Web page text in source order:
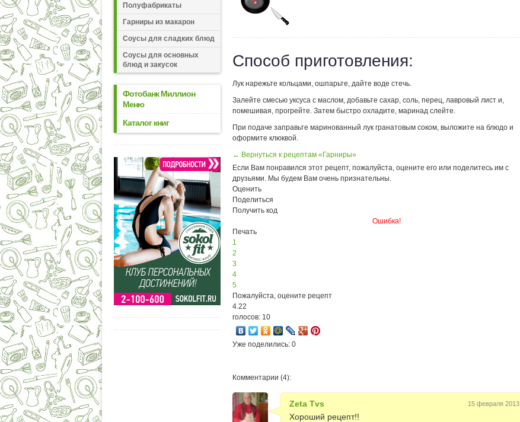
Полуфабрикаты
Гарниры из макарон
Соусы для сладких блюд
Соусы для основных
блюд и закусок
Фотобанк Миллион
Меню
Каталог книг
Способ приготовления:
Лук нарежьте кольцами, ошпарьте, дайте воде стечь.
Залейте смесью уксуса с маслом, добавьте сахар, соль, перец, лавровый лист и,
помешивая, прогрейте. Затем быстро охладите, маринад слейте.
При подаче заправьте маринованный лук гранатовым соком, выложите на блюдо и
оформите клюквой.
← Вернуться к рецептам «Гарниры»
Если Вам понравился этот рецепт, пожалуйста, оцените его или поделитесь им с
друзьями. Мы будем Вам очень признательны.
Оценить
Поделиться
Получить код
Ошибка!
Печать
1
2
3
4
5
Пожалуйста, оцените рецепт
4.22
голосов: 10
Уже поделились: 0
Комментарии (4):
Zeta Tvs 15 февраля 2013
Хороший рецепт!!